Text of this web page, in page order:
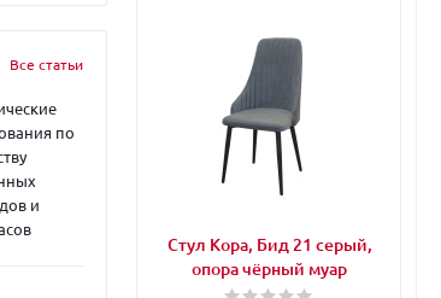
Все статьи
по
и
Стул Кора, Бид 21 серый,
опора чёрный муар